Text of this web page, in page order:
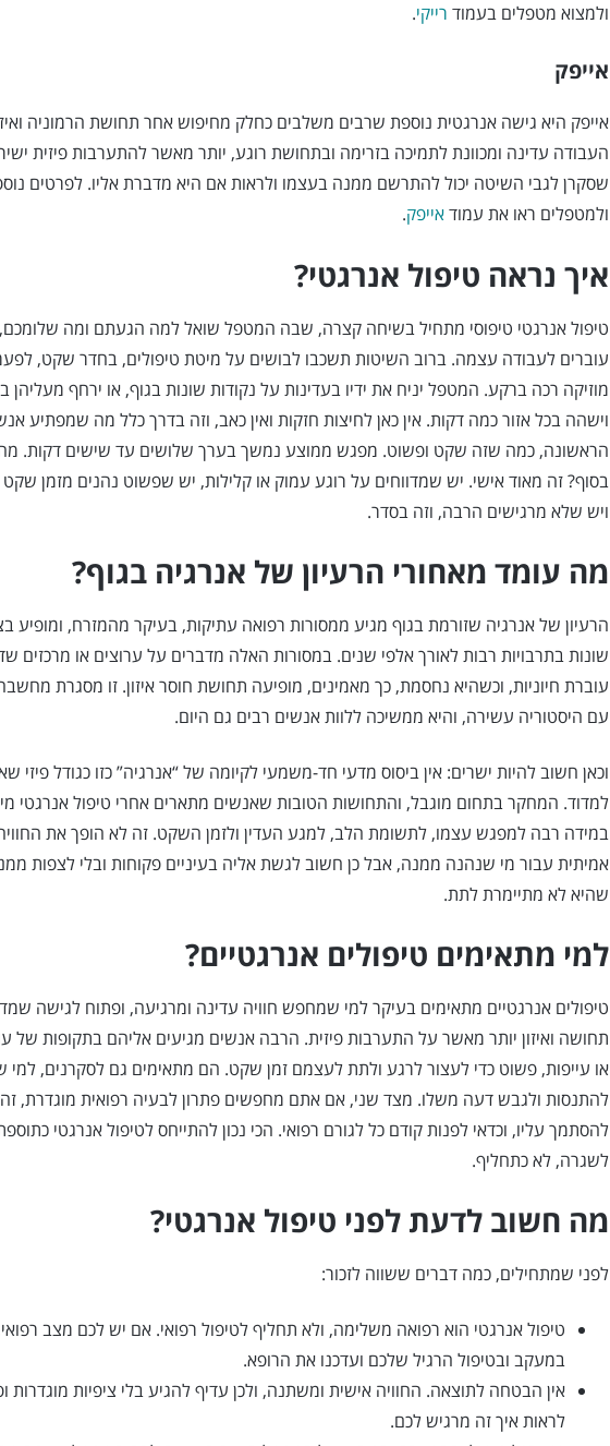
ולמצוא מטפלים בעמוד רייקי.
אייפק
אייפק היא גישה אנרגטית נוספת שרבים משלבים כחלק מחיפוש אחר תחושת הרמוניה
העבודה עדינה ומכוונת לתמיכה בזרימה ובתחושת רוגע, יותר מאשר להתערבות פיזית
שסקרן לגבי השיטה יכול להתרשם ממנה בעצמו ולראות אם היא מדברת אליו. לפרטים
ולמטפלים ראו את עמודאייפק.
איך נראה טיפול אנרגטי?
טיפול אנרגטי טיפוסי מתחיל בשיחה קצרה, שבה המטפל שואל למה הגעתם ומה שלומכם,
עוברים לעבודה עצמה. ברוב השיטות תשכבו לבושים על מיטת טיפולים, בחדר שקט,
מוזיקה רכה ברקע. המטפל יניח את ידיו בעדינות על נקודות שונות בגוף, או ירחף מעליהן
וישהה בכל אזור כמה דקות. אין כאן לחיצות חזקות ואין כאב, וזה בדרך כלל מה שמפתיע
הראשונה, כמה שזה שקט ופשוט. מפגש ממוצע נמשך בערך שלושים עד שישים דקות.
בסוף? זה מאוד אישי. יש שמדווחים על רוגע עמוק או קלילות, יש שפשוט נהנים מזמן
ויש שלא מרגישים הרבה, וזה בסדר.
מה עומד מאחורי הרעיון של אנרגיה בגוף?
הרעיון של אנרגיה שזורמת בגוף מגיע ממסורות רפואה עתיקות, בעיקר מהמזרח, ומופיע
שונות בתרבויות רבות לאורך אלפי שנים. במסורות האלה מדברים על ערוצים או מרכזים
עוברת חיוניות, וכשהיא נחסמת, כך מאמינים, מופיעה תחושת חוסר איזון. זו מסגרת
עם היסטוריה עשירה, והיא ממשיכה ללוות אנשים רבים גם היום.
וכאן חשוב להיות ישרים: אין ביסוס מדעי חד-משמעי לקיומה של “אנרגיה” כזו כגודל פיזי
למדוד. המחקר בתחום מוגבל, והתחושות הטובות שאנשים מתארים אחרי טיפול אנרגטי
במידה רבה למפגש עצמו, לתשומת הלב, למגע העדין ולזמן השקט. זה לא הופך את
אמיתית עבור מי שנהנה ממנה, אבל כן חשוב לגשת אליה בעיניים פקוחות ובלי לצפות
שהיא לא מתיימרת לתת.
למי מתאימים טיפולים אנרגטיים?
טיפולים אנרגטיים מתאימים בעיקר למי שמחפש חוויה עדינה ומרגיעה, ופתוח לגישה
תחושה ואיזון יותר מאשר על התערבות פיזית. הרבה אנשים מגיעים אליהם בתקופות של
או עייפות, פשוט כדי לעצור לרגע ולתת לעצמם זמן שקט. הם מתאימים גם לסקרנים, למי
להתנסות ולגבש דעה משלו. מצד שני, אם אתם מחפשים פתרון לבעיה רפואית מוגדרת,
להסתמך עליו, וכדאי לפנות קודם כל לגורם רפואי. הכי נכון להתייחס לטיפול אנרגטי
לשגרה, לא כתחליף.
מה חשוב לדעת לפני טיפול אנרגטי?
לפני שמתחילים, כמה דברים ששווה לזכור:
טיפול אנרגטי הוא רפואה משלימה, ולא תחליף לטיפול רפואי. אם יש לכם מצב
במעקב ובטיפול הרגיל שלכם ועדכנו את הרופא.
אין הבטחה לתוצאה. החוויה אישית ומשתנה, ולכן עדיף להגיע בלי ציפיות מוגדרות
לראות איך זה מרגיש לכם.